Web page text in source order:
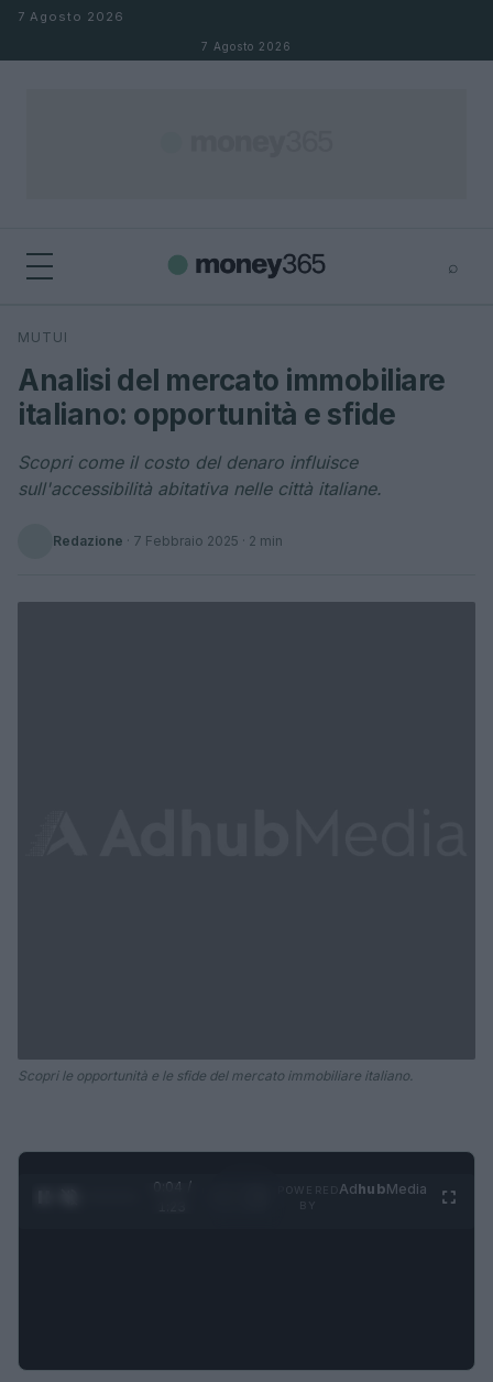
Salta al contenuto
7 Agosto 2026
7 Agosto 2026
⌕
Cerca
MUTUI
Analisi del mercato immobiliare
italiano: opportunità e sfide
Scopri come il costo del denaro influisce
sull'accessibilità abitativa nelle città italiane.
Redazione · 7 Febbraio 2025 · 2 min
Scopri le opportunità e le sfide del mercato immobiliare italiano.
0:05 /
AdhubMedia